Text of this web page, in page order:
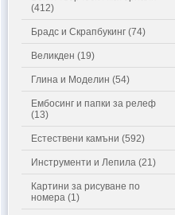
(412)
Брадс и Скрапбукинг (74)
Великден (19)
Глина и Моделин (54)
Ембосинг и папки за релеф
(13)
Естествени камъни (592)
Инструменти и Лепила (21)
Картини за рисуване по
номера (1)